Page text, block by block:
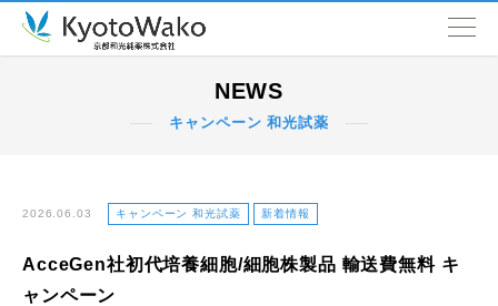
取扱品目
SDGs
NEWS
キャンペーン 和光試薬
2026.06.03 キャンペーン 和光試薬 新着情報
AcceGen社初代培養細胞/細胞株製品 輸送費無料 キ
ャンペーン